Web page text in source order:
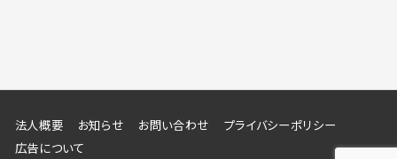
法人概要 お知らせ お問い合わせ
プライバシーポリシー
広告について